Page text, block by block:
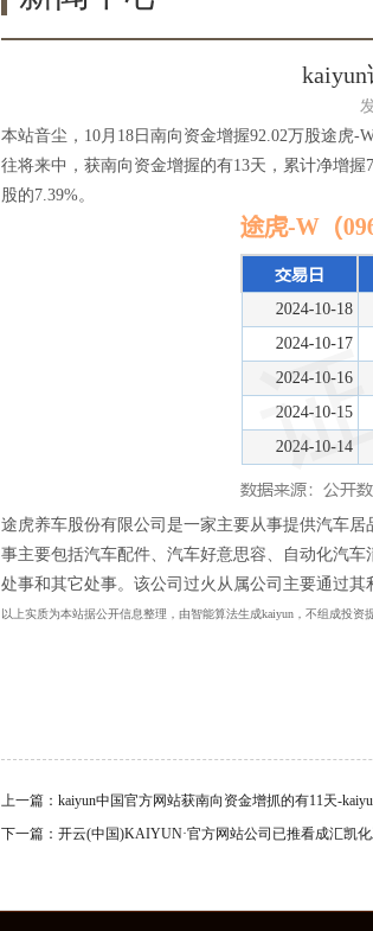
本站音尘，10月18日南向资金增握92.02万股途虎-
往将来中，获南向资金增握的有13天，累计净增
股的7.39%。
途虎养车股份有限公司是一家主要从事提供汽车
事主要包括汽车配件、汽车好意思容、自动化汽
处事和其它处事。该公司过火从属公司主要通过其
以上实质为本站据公开信息整理，由智能算法生成kaiyun，不组成投资提
上一篇： kaiyun中国官方网站获南向资金增抓的有11天-
下一篇： 开云(中国)KAIYUN·官方网站公司已推看成汇凯